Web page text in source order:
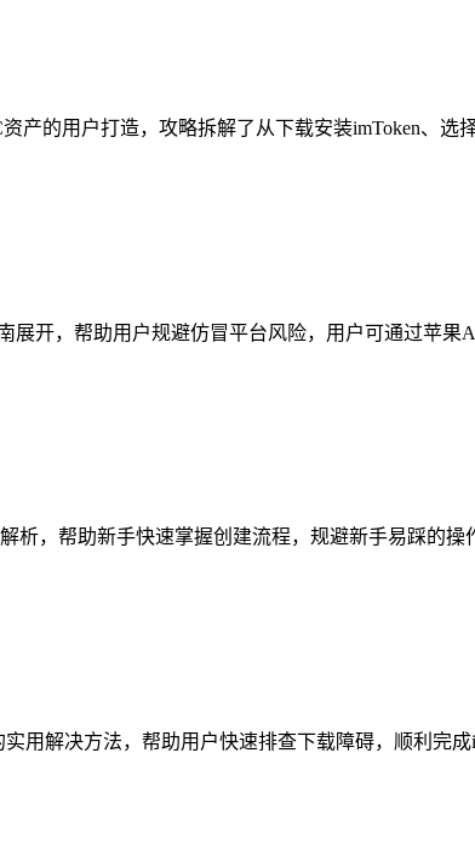
产的用户打造，攻略拆解了从下载安装imToken、选
开，帮助用户规避仿冒平台风险，用户可通过苹果
，帮助新手快速掌握创建流程，规避新手易踩的操
用解决方法，帮助用户快速排查下载障碍，顺利完成